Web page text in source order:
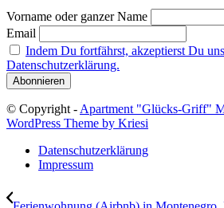
Vorname oder ganzer Name
Email
Indem Du fortfährst, akzeptierst Du
Datenschutzerklärung.
© Copyright - Apartment "Glücks-Griff"
WordPress Theme by Kriesi
Datenschutzerklärung
Impressum